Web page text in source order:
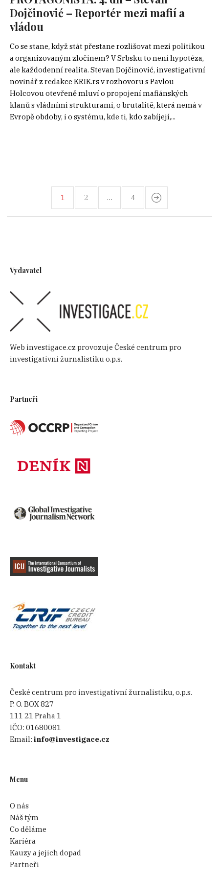
Dojčinović – Reportér mezi mafií a
vládou
Co se stane, když stát přestane rozlišovat mezi politikou
a organizovaným zločinem? V Srbsku to není hypotéza,
ale každodenní realita. Stevan Dojčinović, investigativní
novinář z redakce KRIK.rs v rozhovoru s Pavlou
Holcovou otevřeně mluví o propojení mafiánských
klanů s vládními strukturami, o brutalitě, která nemá v
Evropě obdoby, i o systému, kde ti, kdo zabíjejí,...
1 2 … 4
Vydavatel
Web investigace.cz provozuje České centrum pro
investigativní žurnalistiku o.p.s.
Partneři
Kontakt
České centrum pro investigativní žurnalistiku, o.p.s.
P. O. BOX 827
111 21 Praha 1
IČO:01680081
Email:info@investigace.cz
Menu
O nás
Náš tým
Co děláme
Kariéra
Kauzy a jejich dopad
Partneři